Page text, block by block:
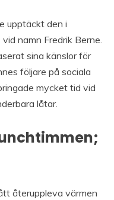
upptäckt den i
namn Fredrik Berne.
sina känslor för
följare på sociala
mycket tid vid
låtar.
återuppleva värmen